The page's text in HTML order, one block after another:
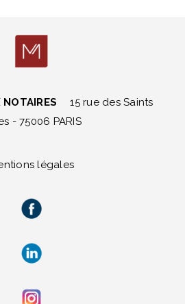
NOTAIRES
15 rue des Saints
- 75006 PARIS
légales